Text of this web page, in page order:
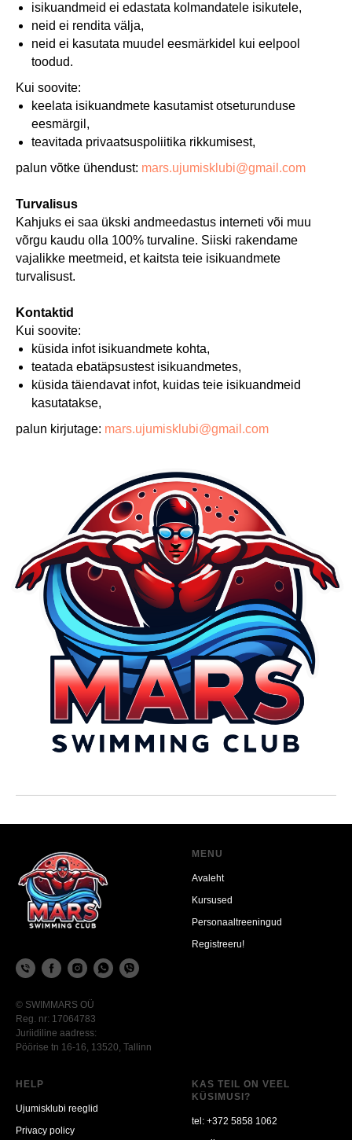
isikuandmeid ei edastata kolmandatele isikutele,
neid ei rendita välja,
neid ei kasutata muudel eesmärkidel kui eelpool
toodud.
Kui soovite:
keelata isikuandmete kasutamist otseturunduse
eesmärgil,
teavitada privaatsuspoliitika rikkumisest,
palun võtke ühendust: mars.ujumisklubi@gmail.com
Turvalisus
Kahjuks ei saa ükski andmeedastus interneti või muu
võrgu kaudu olla 100% turvaline. Siiski rakendame
vajalikke meetmeid, et kaitsta teie isikuandmete
turvalisust.
Kontaktid
Kui soovite:
küsida infot isikuandmete kohta,
teatada ebatäpsustest isikuandmetes,
küsida täiendavat infot, kuidas teie isikuandmeid
kasutatakse,
palun kirjutage: mars.ujumisklubi@gmail.com
© SWIMMARS OÜ
Reg. nr: 17064783
Juriidiline aadress:
Pöörise tn 16-16, 13520, Tallinn
MENU
Avaleht
Kursused
Personaaltreeningud
Registreeru!
HELP
Ujumisklubi reeglid
Privacy policy
KAS TEIL ON VEEL
KÜSIMUSI?
tel: +372 5858 1062